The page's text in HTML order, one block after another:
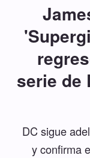
serie de
DC sigue
y confirma